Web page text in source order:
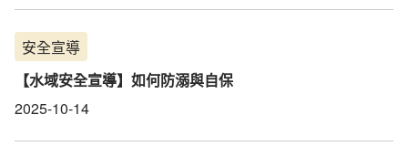
安全宣導
【水域安全宣導】如何防溺與自保
2025-10-14